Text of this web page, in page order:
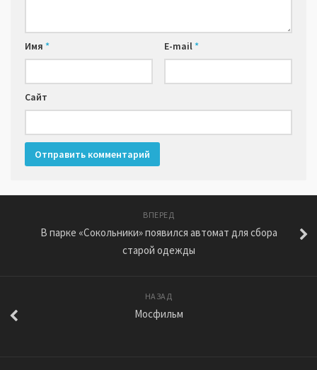
Имя * E-mail*
Сайт
ВПЕРЕД
В парке «Сокольники» появился автомат для сбора
старой одежды
НАЗАД
Мосфильм